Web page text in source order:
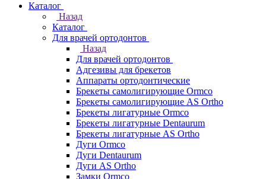
Каталог
Назад
Каталог
Для врачей ортодонтов
Назад
Для врачей ортодонтов
Адгезивы для брекетов
Аппараты ортодонтические
Брекеты самолигирующие Ormco
Брекеты самолигирующие AS Ortho
Брекеты лигатурные Ormco
Брекеты лигатурные Dentaurum
Брекеты лигатурные AS Ortho
Дуги Ormco
Дуги Dentaurum
Дуги AS Ortho
Замки Ormco